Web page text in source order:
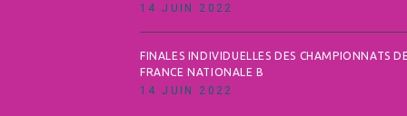
14 JUIN 2022
FINALES INDIVIDUELLES DES CHAMPIONNATS
FRANCE NATIONALE B
14 JUIN 2022